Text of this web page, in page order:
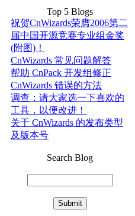
Top 5 Blogs
祝贺CnWizards荣膺2006第二
届中国开源竞赛专业组金奖
(附图)！
CnWizards 常见问题解答
帮助 CnPack 开发组修正
CnWizards 错误的方法
调查：请大家选一下喜欢的
工具，以便改进！
关于 CnWizards 的发布类型
及版本号
Search Blog